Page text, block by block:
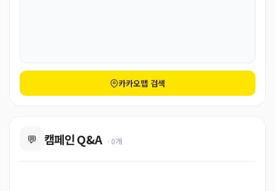
카카오맵 검색
💬 캠페인 Q&A · 0개